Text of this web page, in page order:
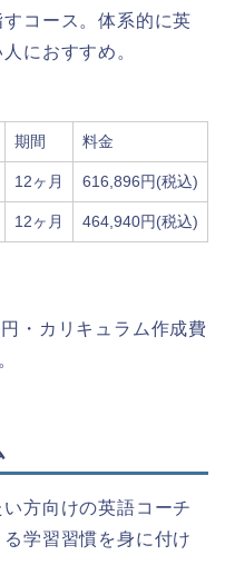
コース。体系的に英
におすすめ。
期間 料金
12ヶ月 616,896円(税込)
12ヶ月 464,940円(税込)
・カリキュラム作成費
方向けの英語コーチ
学習習慣を身に付け